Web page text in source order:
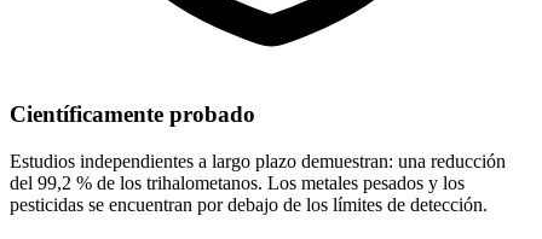
Científicamente probado
Estudios independientes a largo plazo demuestran: una reducción
del 99,2 % de los trihalometanos. Los metales pesados y los
pesticidas se encuentran por debajo de los límites de detección.